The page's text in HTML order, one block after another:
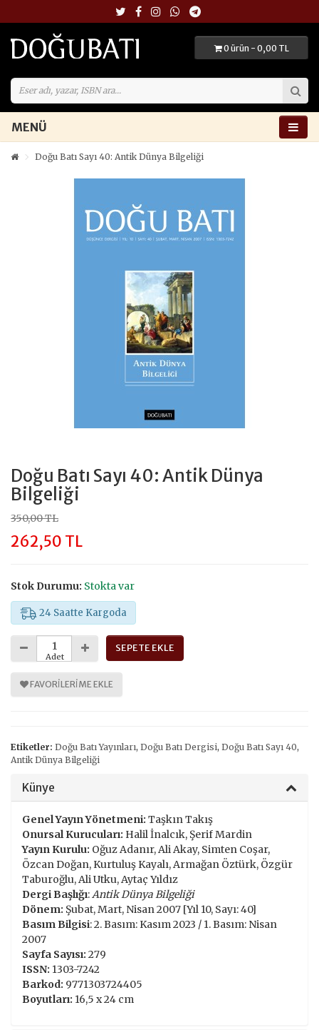
0 ürün - 0,00 TL
MENÜ
Doğu Batı Sayı 40: Antik Dünya Bilgeliği
Doğu Batı Sayı 40: Antik Dünya
Bilgeliği
350,00 TL
262,50 TL
Stok Durumu: Stokta var
24 Saatte Kargoda
Adet
SEPETE EKLE
FAVORILERIME EKLE
Etiketler: Doğu Batı Yayınları, Doğu Batı Dergisi, Doğu Batı Sayı 40,
Antik Dünya Bilgeliği
Künye
Genel Yayın Yönetmeni: Taşkın Takış
Onursal Kurucuları: Halil İnalcık, Şerif Mardin
Yayın Kurulu: Oğuz Adanır, Ali Akay, Simten Coşar,
Özcan Doğan, Kurtuluş Kayalı, Armağan Öztürk, Özgür
Taburoğlu, Ali Utku, Aytaç Yıldız
Dergi Başlığı:Antik Dünya Bilgeliği
Dönem: Şubat, Mart, Nisan 2007 [Yıl 10, Sayı: 40]
Basım Bilgisi:2. Basım: Kasım 2023 / 1. Basım: Nisan
2007
Sayfa Sayısı: 279
ISSN: 1303-7242
Barkod: 9771303724405
Boyutları: 16,5 x 24 cm